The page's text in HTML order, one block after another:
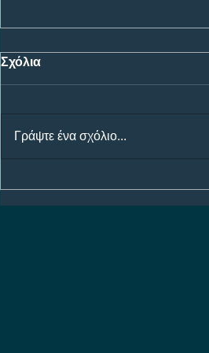
Σχόλια
Γράψτε ένα σχόλιο...